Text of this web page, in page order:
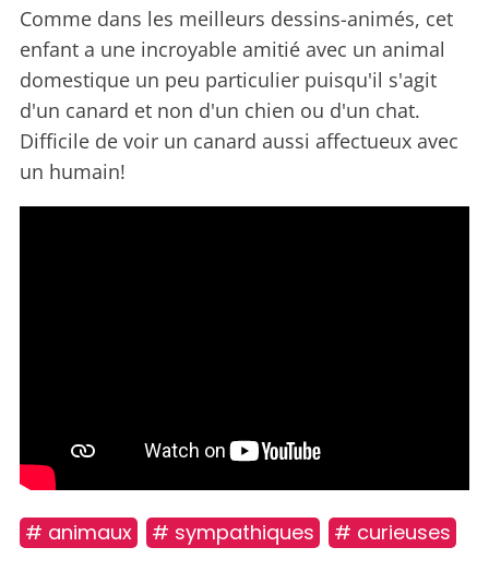
Comme dans les meilleurs dessins-animés, cet
enfant a une incroyable amitié avec un animal
domestique un peu particulier puisqu'il s'agit
d'un canard et non d'un chien ou d'un chat.
Difficile de voir un canard aussi affectueux avec
un humain!
# animaux # sympathiques # curieuses